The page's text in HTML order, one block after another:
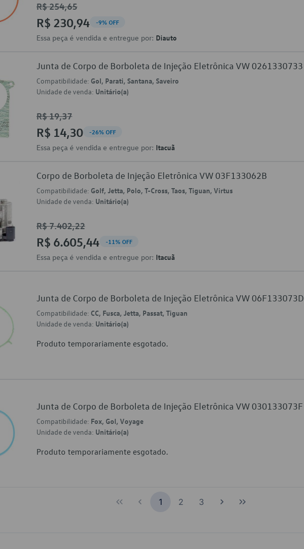
R$ 254,65
R$ 230,94 -9% OFF
Essa peça é vendida e entregue por: Diauto
Junta de Corpo de Borboleta de Injeção Eletrônica VW 0261330733
Compatibilidade: Gol, Parati, Santana, Saveiro
Unidade de venda: Unitário(a)
R$ 19,37
R$ 14,30 -26% OFF
Essa peça é vendida e entregue por: Itacuã
Corpo de Borboleta de Injeção Eletrônica VW 03F133062B
Compatibilidade: Golf, Jetta, Polo, T-Cross, Taos, Tiguan, Virtus
Unidade de venda: Unitário(a)
R$ 7.402,22
R$ 6.605,44 -11% OFF
Essa peça é vendida e entregue por: Itacuã
Junta de Corpo de Borboleta de Injeção Eletrônica VW 06F133073D
Compatibilidade: CC, Fusca, Jetta, Passat, Tiguan
Unidade de venda: Unitário(a)
Produto temporariamente esgotado.
Junta de Corpo de Borboleta de Injeção Eletrônica VW 030133073F
Compatibilidade: Fox, Gol, Voyage
Unidade de venda: Unitário(a)
Produto temporariamente esgotado.
1 2 3